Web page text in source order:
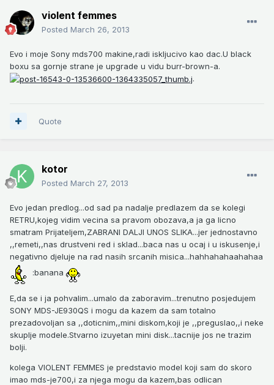
violent femmes
Posted March 26, 2013
Evo i moje Sony mds700 makine,radi iskljucivo kao dac.U black
boxu sa gornje strane je upgrade u vidu burr-brown-a.
.
Quote
kotor
Posted March 27, 2013
Evo jedan predlog...od sad pa nadalje predlazem da se kolegi
RETRU,kojeg vidim vecina sa pravom obozava,a ja ga licno
smatram Prijateljem,ZABRANI DALJI UNOS SLIKA...jer jednostavno
,,remeti,,nas drustveni red i sklad...baca nas u ocaj i u iskusenje,i
negativno djeluje na rad nasih srcanih misica...hahhahahaahahaa
:banana
E,da se i ja pohvalim...umalo da zaboravim...trenutno posjedujem
SONY MDS-JE930QS i mogu da kazem da sam totalno
prezadovoljan sa ,,doticnim,,mini diskom,koji je ,,preguslao,,i neke
skuplje modele.Stvarno izuyetan mini disk...tacnije jos ne trazim
bolji.
kolega VIOLENT FEMMES je predstavio model koji sam do skoro
imao mds-je700,i za njega mogu da kazem,bas odlican